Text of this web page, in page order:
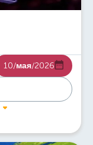
10/мая/2026